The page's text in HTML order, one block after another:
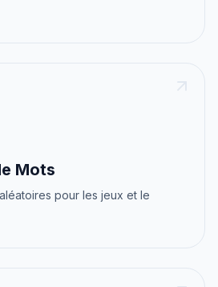
Mots
pour les jeux et le